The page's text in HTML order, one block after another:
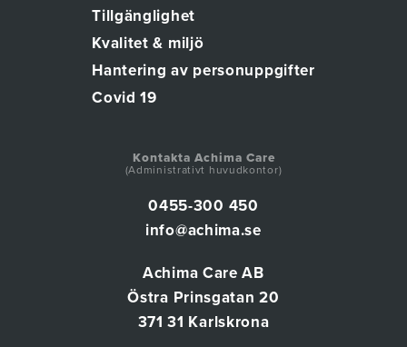
Tillgänglighet
Kvalitet & miljö
Hantering av personuppgifter
Covid 19
Kontakta Achima Care
(Administrativt huvudkontor)
0455-300 450
info@achima.se
Achima Care AB
Östra Prinsgatan 20
371 31 Karlskrona